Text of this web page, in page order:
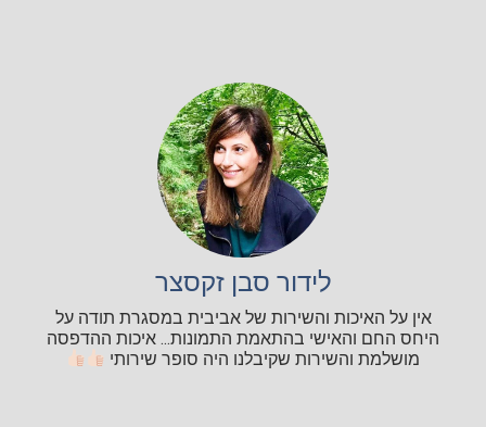
לידור סבן זקסצר
אין על האיכות והשירות של אביבית במסגרת תודה על
היחס החם והאישי בהתאמת התמונות... איכות ההדפסה
מושלמת והשירות שקיבלנו היה סופר שירותי